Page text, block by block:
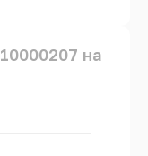
на